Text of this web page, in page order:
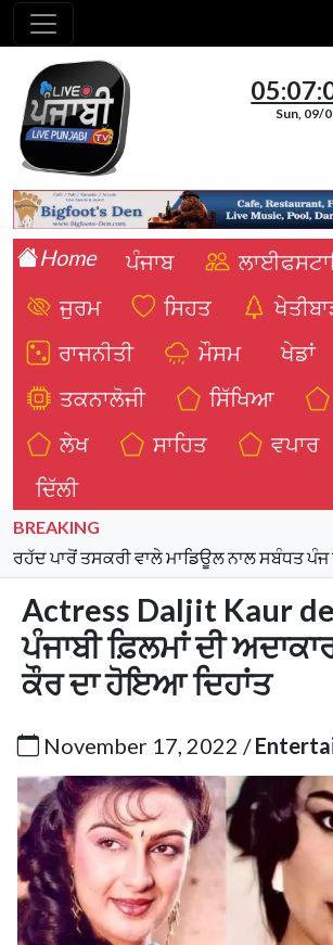
Sun, 09/
Home ਪੰਜਾਬ
ਜੁਰਮ
ਸਿਹਤ
ਰਾਜਨੀਤੀ
ਮੌਸਮ ਖੇਡਾਂ
ਤਕਨਾਲੋਜੀ
ਸਿੱਖਿਆ
ਲੇਖ
ਸਾਹਿਤ ਵਪਾਰ
ਦਿੱਲੀ
BREAKING
ਵਾਲੇ ਮਾਡਿਊਲ ਨਾਲ ਸਬੰਧਤ ਪੰਜ
Actress Daljit Kaur
ਪੰਜਾਬੀ ਫ਼ਿਲਮਾਂ ਦੀ
ਕੌਰ ਦਾ ਹੋਇਆ ਦਿਹਾਂਤ
November 17, 2022 /